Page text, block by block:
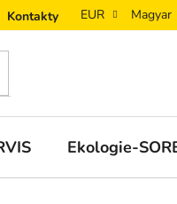
Kontakty EUR Magyar
Ekologie-